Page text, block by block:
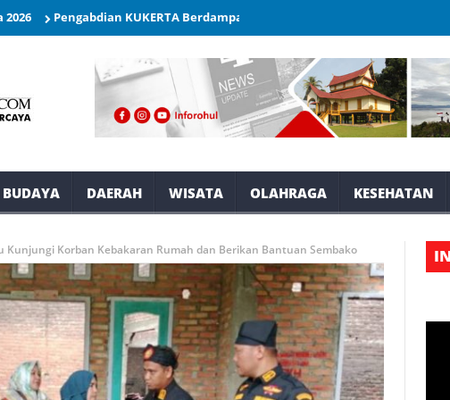
KUKERTA Berdampak Unri Melakukan Penyusunan(SOP) Kantor
BUDAYA DAERAH WISATA OLAHRAGA KESEHATAN
Kunjungi Korban Kebakaran Rumah dan Berikan Bantuan Sembako